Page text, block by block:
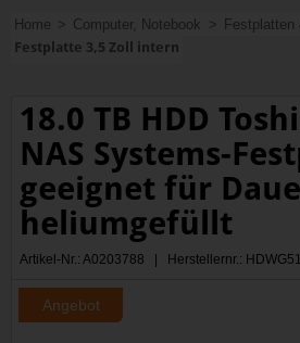
Home Computer, Notebook
Festplatten
Festplatte 3,5 Zoll intern
18.0 TB HDD
NAS Systems-
geeignet für
heliumgefüllt
Artikel-Nr.: A0203788 | Herstellernr.:
Angebot